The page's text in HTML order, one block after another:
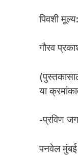
पिवशी
गौरव
या
-प्रविण
पनवेल मुंबई